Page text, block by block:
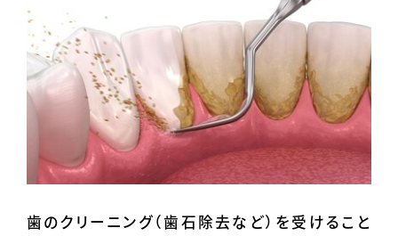
歯のクリーニング（歯石除去など）を受けること